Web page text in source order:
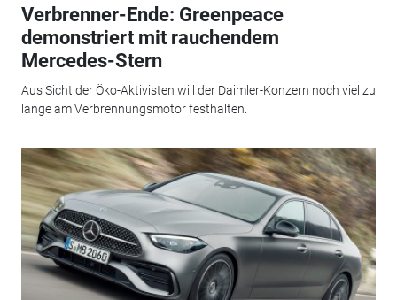
Verbrenner-Ende: Greenpeace
demonstriert mit rauchendem
Mercedes-Stern
Aus Sicht der Öko-Aktivisten will der Daimler-Konzern noch viel zu
lange am Verbrennungsmotor festhalten.